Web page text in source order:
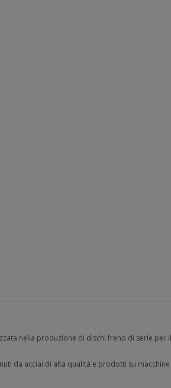
nella produzione di dischi freno di serie per
da acciai di alta qualità e prodotti su